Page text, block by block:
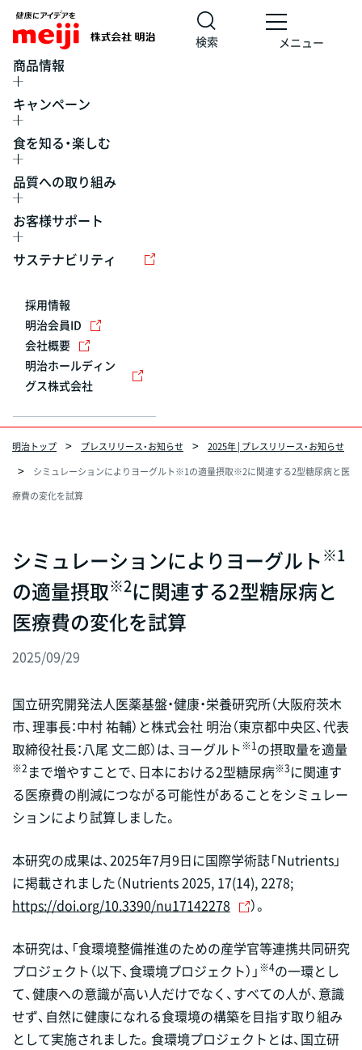
検索 メニュー
商品情報
キャンペーン
食を知る・楽しむ
品質への取り組み
お客様サポート
サステナビリティ
採用情報
明治会員ID
会社概要
明治ホールディン
グス株式会社
明治トップ プレスリリース・お知らせ
2025年 | プレスリリース・お知らせ
シミュレーションによりヨーグルト※1の適量摂取※2に関連する2型糖尿病と医
療費の変化を試算
シミュレーションによりヨーグルト※1
の適量摂取※2に関連する2型糖尿病と
医療費の変化を試算
2025/09/29
国立研究開発法人医薬基盤・健康・栄養研究所（大阪府茨木
市、理事長：中村 祐輔）と株式会社 明治（東京都中央区、代表
取締役社長：八尾 文二郎）は、ヨーグルト※1の摂取量を適量
※2 まで増やすことで、日本における2型糖尿病※3に関連す
る医療費の削減につながる可能性があることをシミュレー
ションにより試算しました。
本研究の成果は、2025年7月9日に国際学術誌「Nutrients」
に掲載されました（Nutrients 2025, 17(14), 2278;
https://doi.org/10.3390/nu17142278
）。
本研究は、「食環境整備推進のための産学官等連携共同研究
プロジェクト（以下、食環境プロジェクト）」 ※4の一環とし
て、健康への意識が高い人だけでなく、すべての人が、意識
せず、自然に健康になれる食環境の構築を目指す取り組み
として実施されました。食環境プロジェクトとは、国立研